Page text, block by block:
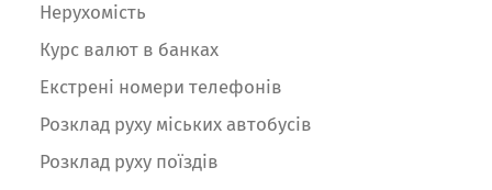
Нерухомість
Курс валют в банках
Екстрені номери телефонів
Розклад руху міських автобусів
Розклад руху поїздів